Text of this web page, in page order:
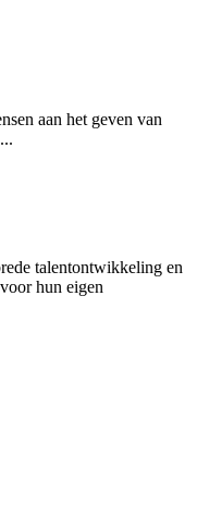
aan het geven van
talentontwikkeling en
hun eigen